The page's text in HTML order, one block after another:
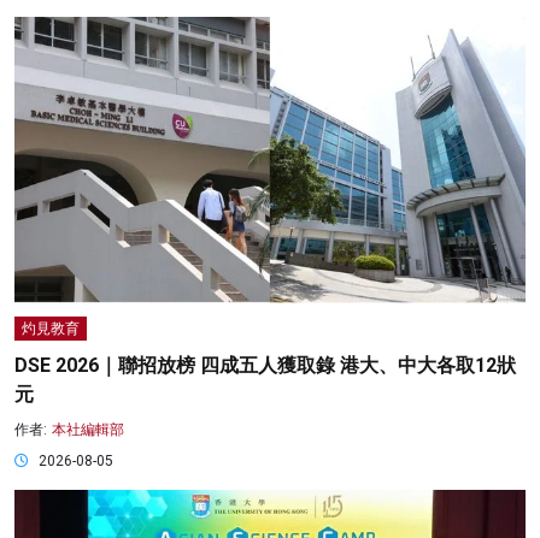
灼見教育
DSE 2026｜聯招放榜 四成五人獲取錄 港大、中大各取12狀
元
作者: 本社編輯部
2026-08-05